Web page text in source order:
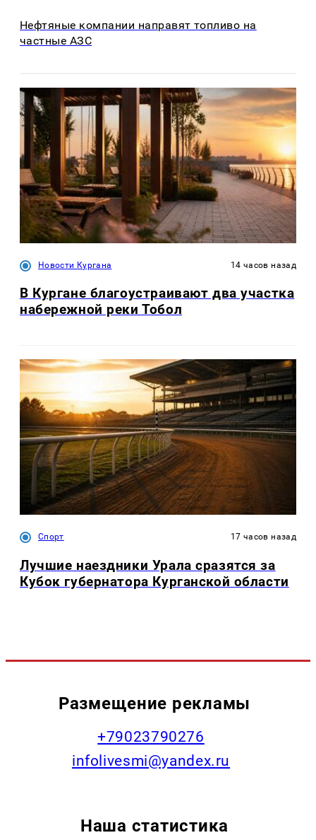
Нефтяные компании направят топливо на
частные АЗС
Новости Кургана 14 часов назад
В Кургане благоустраивают два участка
набережной реки Тобол
Спорт 17 часов назад
Лучшие наездники Урала сразятся за
Кубок губернатора Курганской области
Размещение рекламы
+79023790276
infolivesmi@yandex.ru
Наша статистика